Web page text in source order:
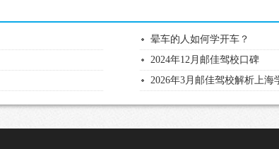
晕车的人如何学开车？
2024年12月邮佳驾校口碑
2026年3月邮佳驾校解析上